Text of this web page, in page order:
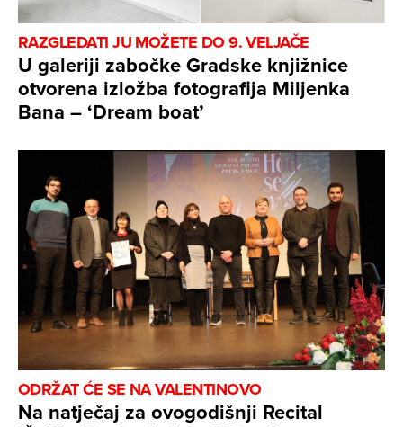
RAZGLEDATI JU MOŽETE DO 9. VELJAČE
U galeriji zabočke Gradske knjižnice
otvorena izložba fotografija Miljenka
Bana – ‘Dream boat’
ODRŽAT ĆE SE NA VALENTINOVO
Na natječaj za ovogodišnji Recital